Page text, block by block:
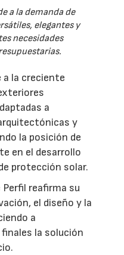
a la demanda de
elegantes y
necesidades
a la creciente
a
y
la posición de
en el desarrollo
protección solar.
reafirma su
el diseño y la
a
la solución